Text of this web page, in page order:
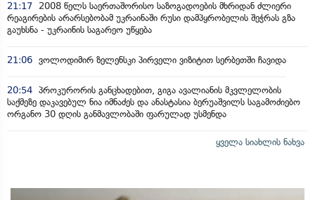
21:17
2008 წელს საერთაშორისო საზოგადოების მხრიდან ძლიერი
რეაგირების არარსებობამ უკრაინაში რუსი დამპყრობელის შეჭრას გზა
გაუხსნა - უკრაინის საგარეო უწყება
21:06 ვოლოდიმირ ზელენსკი პირველი ვიზიტით სერბეთში ჩავიდა
20:54 პროკურორის განცხადებით, გიგა ავალიანის მკვლელობის
საქმეზე დაკავებულ ნია იმნაძეს და ანასტასია ბერუაშვილს საგამოძიებო
ორგანო 30 დღის განმავლობაში ფარულად უსმენდა
ყველა სიახლის ნახვა